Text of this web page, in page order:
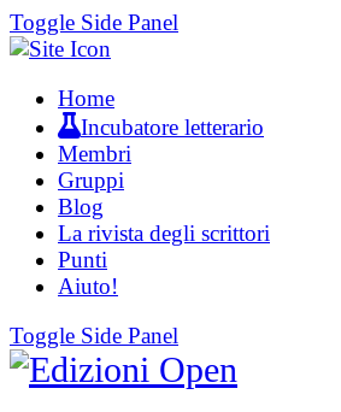
Toggle Side Panel
Home
Incubatore letterario
Membri
Gruppi
Blog
La rivista degli scrittori
Punti
Aiuto!
Toggle Side Panel